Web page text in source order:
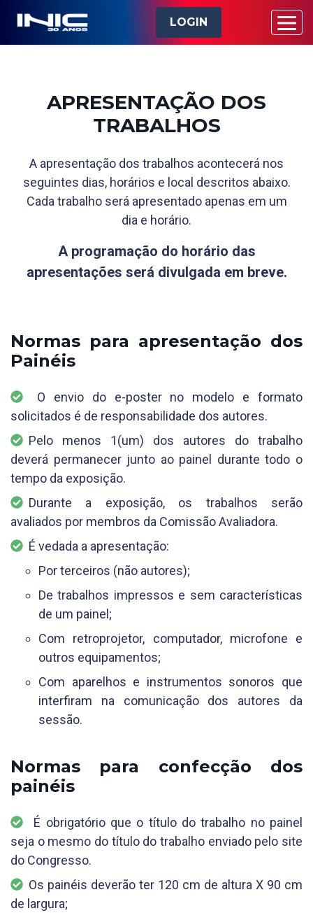
LOGIN
APRESENTAÇÃO DOS
TRABALHOS
A apresentação dos trabalhos acontecerá nos
seguintes dias, horários e local descritos abaixo.
Cada trabalho será apresentado apenas em um
dia e horário.
A programação do horário das
apresentações será divulgada em breve.
Normas para apresentação dos
Painéis
O envio do e-poster no modelo e formato
solicitados é de responsabilidade dos autores.
Pelo menos 1(um) dos autores do trabalho
deverá permanecer junto ao painel durante todo o
tempo da exposição.
Durante a exposição, os trabalhos serão
avaliados por membros da Comissão Avaliadora.
É vedada a apresentação:
Por terceiros (não autores);
De trabalhos impressos e sem características
de um painel;
Com retroprojetor, computador, microfone e
outros equipamentos;
Com aparelhos e instrumentos sonoros que
interfiram na comunicação dos autores da
sessão.
Normas para confecção dos
painéis
É obrigatório que o título do trabalho no painel
seja o mesmo do título do trabalho enviado pelo site
do Congresso.
Os painéis deverão ter 120 cm de altura X 90 cm
de largura;